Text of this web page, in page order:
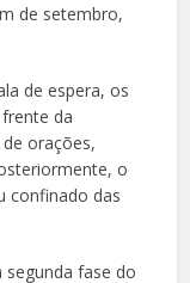
de setembro,
de espera, os
da
orações,
o
confinado das
fase do